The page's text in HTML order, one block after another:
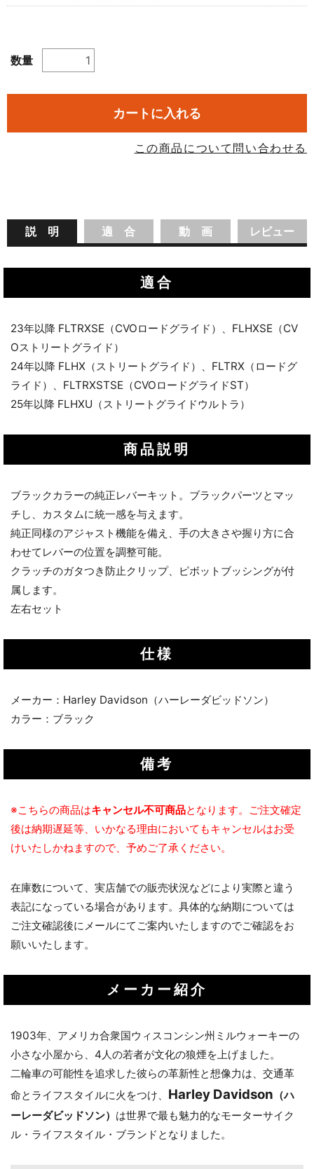
数量
カートに入れる
この商品について問い合わせる
説 明 適 合 動 画 レビュー
適合
23年以降 FLTRXSE（CVOロードグライド）、FLHXSE（CV
Oストリートグライド）
24年以降 FLHX（ストリートグライド）、FLTRX（ロードグ
ライド）、FLTRXSTSE（CVOロードグライドST）
25年以降 FLHXU（ストリートグライドウルトラ）
商品説明
ブラックカラーの純正レバーキット。ブラックパーツとマッ
チし、カスタムに統一感を与えます。
純正同様のアジャスト機能を備え、手の大きさや握り方に合
わせてレバーの位置を調整可能。
クラッチのガタつき防止クリップ、ピボットブッシングが付
属します。
左右セット
仕様
メーカー：Harley Davidson（ハーレーダビッドソン）
カラー：ブラック
備考
※こちらの商品はキャンセル不可商品となります。ご注文確定
後は納期遅延等、いかなる理由においてもキャンセルはお受
けいたしかねますので、予めご了承ください。
在庫数について、実店舗での販売状況などにより実際と違う
表記になっている場合があります。具体的な納期については
ご注文確認後にメールにてご案内いたしますのでご確認をお
願いいたします。
メーカー紹介
1903年、アメリカ合衆国ウィスコンシン州ミルウォーキーの
小さな小屋から、4人の若者が文化の狼煙を上げました。
二輪車の可能性を追求した彼らの革新性と想像力は、交通革
命とライフスタイルに火をつけ、 Harley Davidson （ハ
ーレーダビッドソン） は世界で最も魅力的なモーターサイク
ル・ライフスタイル・ブランドとなりました。